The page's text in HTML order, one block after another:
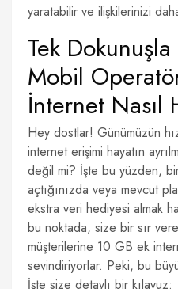
yaratabilir ve ilişkilerinizi
Tek Dokunuşla
Mobil
İnternet Nasıl
Hey dostlar! Günümüzün
internet erişimi hayatın
değil mi? İşte bu yüzden,
açtığınızda veya mevcut
ekstra veri hediyesi almak
bu noktada, size bir sır
müşterilerine 10 GB ek
sevindiriyorlar. Peki, bu
İşte size detaylı bir kılavuz: